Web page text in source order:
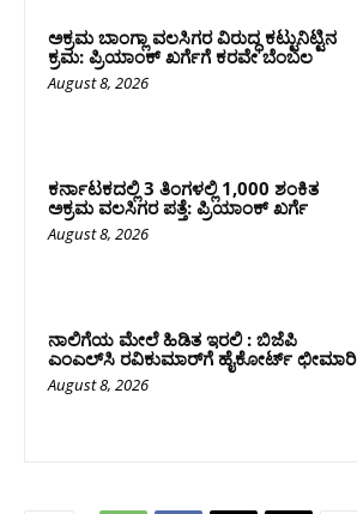
ಅಕ್ರಮ ಬಾಂಗ್ಲಾ ವಲಸಿಗರ ವಿರುದ್ಧ ಕಟ್ಟುನಿಟ್ಟಿನ
ಕ್ರಮ: ಪ್ರಿಯಾಂಕ್ ಖರ್ಗೆಗೆ ಕರವೇ ಬೆಂಬಲ
August 8, 2026
ಕರ್ನಾಟಕದಲ್ಲಿ 3 ತಿಂಗಳಲ್ಲಿ 1,000 ಶಂಕಿತ
ಅಕ್ರಮ ವಲಸಿಗರ ಪತ್ತೆ: ಪ್ರಿಯಾಂಕ್‌ ಖರ್ಗೆ
August 8, 2026
ನಾಲಿಗೆಯ ಮೇಲೆ ಹಿಡಿತ ಇರಲಿ : ಬಿಜೆಪಿ
ಎಂಎಲ್‌ಸಿ ರವಿಕುಮಾರ್‌ಗೆ ಹೈಕೋರ್ಟ್ ಛೀಮಾರಿ
August 8, 2026